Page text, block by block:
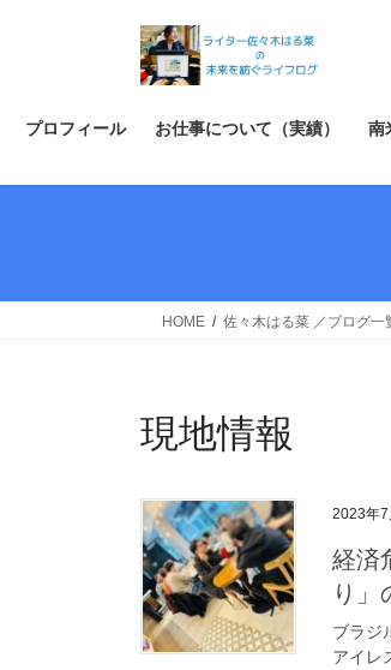
ス
ン
プロフィール お仕事について（実績） 南
HOME 佐々木はる菜 ／ブログ一
現地情報
2023年7
経済
り」
ブラジ
アイレ